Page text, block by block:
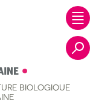
BIOLOGIQUE